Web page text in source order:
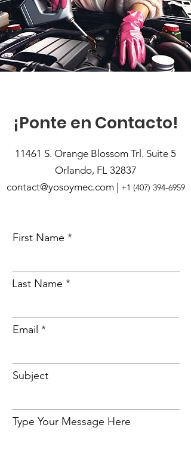
¡Ponte en Contacto!
11461 S. Orange Blossom Trl. Suite 5
Orlando, FL 32837
contact@yosoymec.com | +1 (407) 394-6959
First Name
Last Name
Email
Subject
Type Your Message Here